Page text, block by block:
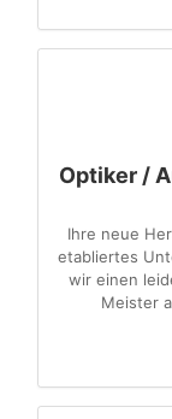
Optiker /
Ihre neue
etabliertes
wir einen
Meister